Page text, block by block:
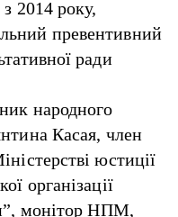
2014 року,
превентивний
ради
народного
Касая, член
юстиції
організації
монітор НПМ,